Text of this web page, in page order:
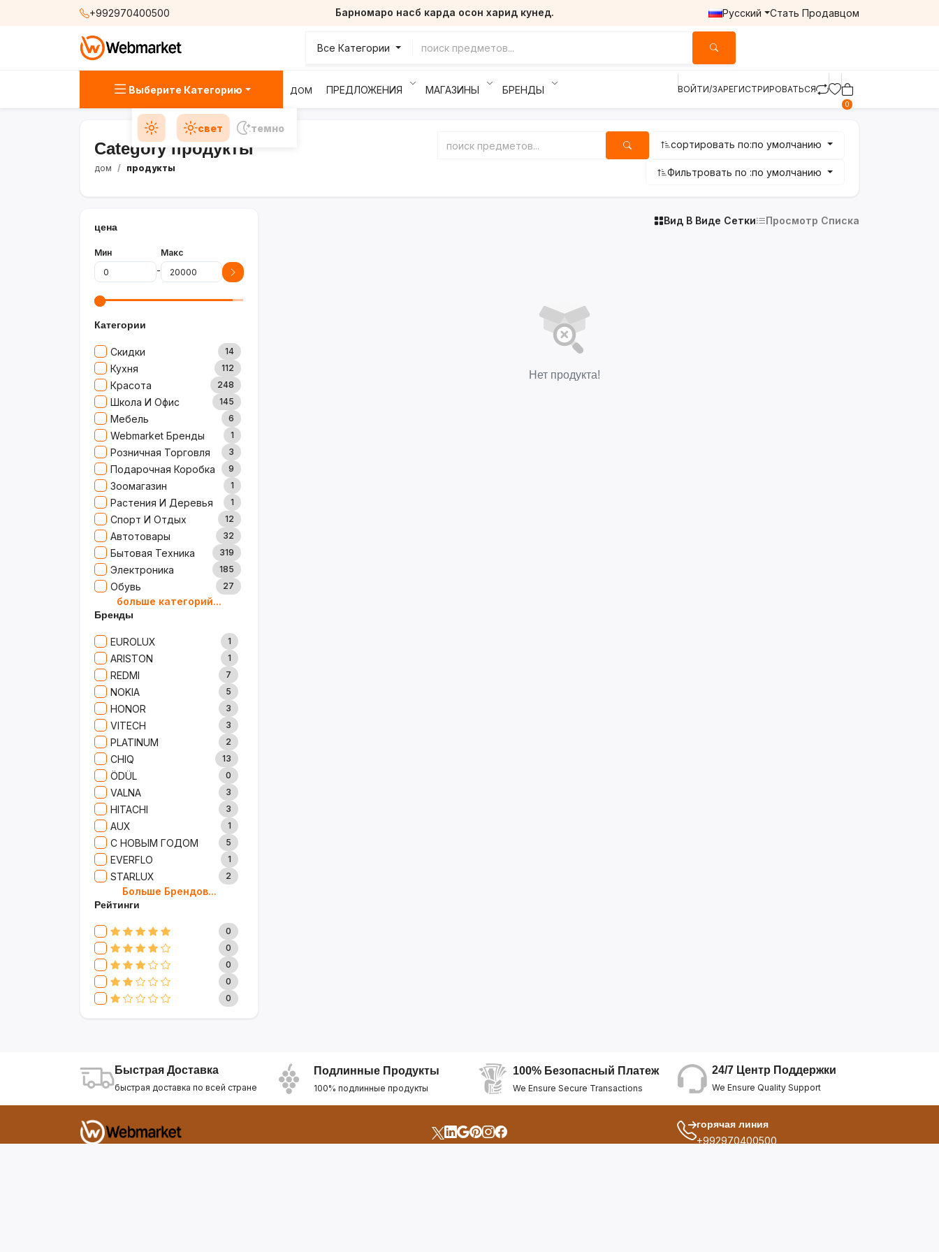
+992970400500 Барномаро насб карда осон харид кунед. Русский Стать Продавцом
Все Категории
Выберите Категорию ДОМ ПРЕДЛОЖЕНИЯ МАГАЗИНЫ БРЕНДЫ ВОЙТИ/ЗАРЕГИСТРИРОВАТЬСЯ
0
свет темно
Category продукты
дом продукты
сортировать по:по умолчанию
Фильтровать по :по умолчанию
цена
Мин
-
Макс
Категории
Скидки 14
Кухня 112
Красота 248
Школа И Офис 145
Мебель 6
Webmarket Бренды 1
Розничная Торговля 3
Подарочная Коробка 9
Зоомагазин 1
Растения И Деревья 1
Спорт И Отдых 12
Автотовары 32
Бытовая Техника 319
Электроника 185
Обувь 27
Товары Для Дома
Ювелирные Изделия
Сад И Дача 52
Аксессуары 61
Игрушки 15
Одежда 5
Сумки И Рюкзаки 27
Ремонт 13
Продукты 35
Детские Товары 72
Бытовая Химия 91
Хобби 40
больше категорий...
Бренды
EUROLUX 1
ARISTON 1
REDMI 7
NOKIA 5
HONOR 3
VITECH 3
PLATINUM 2
CHIQ 13
ÖDÜL 0
VALNA 3
HITACHI 3
AUX 1
С НОВЫМ ГОДОМ 5
EVERFLO 1
STARLUX 2
BOSCH
MARY KAY
TRICHUP 20
CLIVE & KEIRA 17
SEVAVEREK 6
DSP 0
SUPER CREST 4
2
APPLE
AOTE 7
ELEMENT
INTEX 0
Больше Брендов...
Рейтинги
0
0
0
0
0
Вид В Виде Сетки Просмотр Списка
Нет продукта!
Быстрая Доставка
быстрая доставка по всей стране
Подлинные Продукты
100% подлинные продукты
100% Безопасный Платеж
We Ensure Secure Transactions
24/7 Центр Поддержки
We Ensure Quality Support
горячая линия
+992970400500